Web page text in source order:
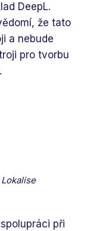
DeepL.
že tato
a nebude
pro tvorbu
při